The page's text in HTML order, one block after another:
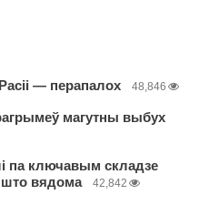
— перапалох 48,846
магутны выбух
па ключавым складзе
вядома
42,842